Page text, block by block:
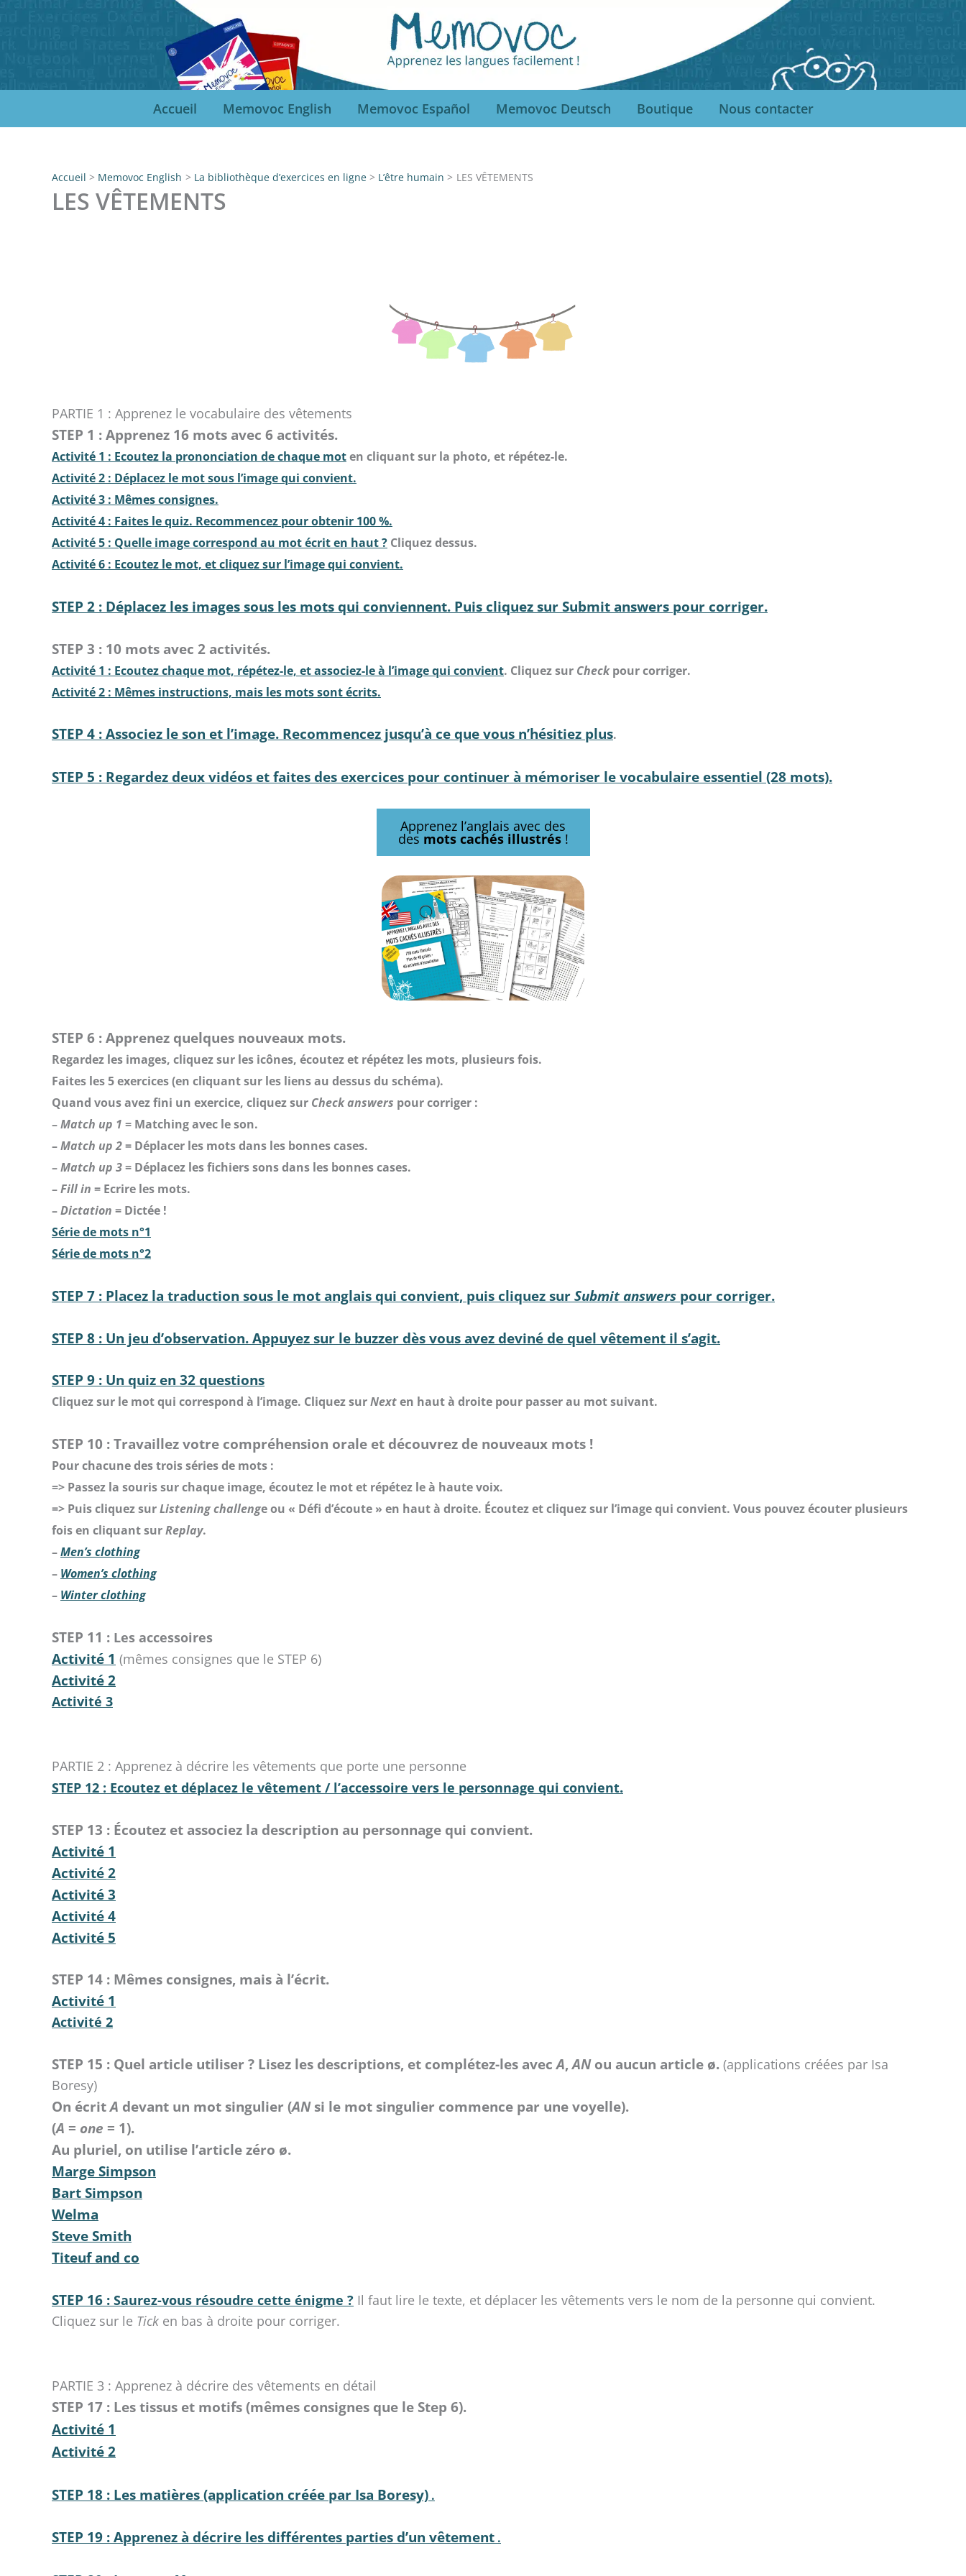
Accueil Memovoc English Memovoc Español Memovoc Deutsch Boutique Nous contacter
Accueil Memovoc English La bibliothèque d’exercices en ligne L’être humain LES VÊTEMENTS
LES VÊTEMENTS
PARTIE 1 : Apprenez le vocabulaire des vêtements
STEP 1 : Apprenez 16 mots avec 6 activités.
Activité 1 : Ecoutez la prononciation de chaque moten cliquant sur la photo, et répétez-le.
Activité 2 : Déplacez le mot sous l’image qui convient.
Activité 3 : Mêmes consignes.
Activité 4 : Faites le quiz. Recommencez pour obtenir 100 %.
Activité 5 : Quelle image correspond au mot écrit en haut ? Cliquez dessus.
Activité 6 : Ecoutez le mot, et cliquez sur l’image qui convient.
STEP 2 : Déplacez les images sous les mots qui conviennent. Puis cliquez sur Submit answers pour corriger.
STEP 3 : 10 mots avec 2 activités.
Activité 1 : Ecoutez chaque mot, répétez-le, et associez-le à l’image qui convient. Cliquez sur Checkpour corriger.
Activité 2 : Mêmes instructions, mais les mots sont écrits.
STEP 4 : Associez le son et l’image. Recommencez jusqu’à ce que vous n’hésitiez plus.
STEP 5 : Regardez deux vidéos et faites des exercices pour continuer à mémoriser le vocabulaire essentiel (28 mots).
Apprenez l’anglais avec des
des mots cachés illustrés!
STEP 6 : Apprenez quelques nouveaux mots.
Regardez les images, cliquez sur les icônes, écoutez et répétez les mots, plusieurs fois.
Faites les 5 exercices (en cliquant sur les liens au dessus du schéma).
Quand vous avez fini un exercice, cliquez sur Check answers pour corriger :
–Match up 1 = Matching avec le son.
–Match up 2= Déplacer les mots dans les bonnes cases.
–Match up 3= Déplacez les fichiers sons dans les bonnes cases.
–Fill in = Ecrire les mots.
–Dictation = Dictée !
Série de mots n°1
Série de mots n°2
STEP 7 : Placez la traduction sous le mot anglais qui convient, puis cliquez sur Submit answers pour corriger.
STEP 8 : Un jeu d’observation. Appuyez sur le buzzer dès vous avez deviné de quel vêtement il s’agit.
STEP 9 : Un quiz en 32 questions
Cliquez sur le mot qui correspond à l’image. Cliquez surNexten haut à droite pour passer au mot suivant.
STEP 10 : Travaillez votre compréhension orale et découvrez de nouveaux mots !
Pour chacune des trois séries de mots :
=> Passez la souris sur chaque image, écoutez le mot et répétez le à haute voix.
=> Puis cliquez surListening challenge ou « Défi d’écoute » en haut à droite. Écoutez et cliquez sur l’image qui convient. Vous pouvez écouter plusieurs
fois en cliquant surReplay.
–Men’s clothing
– Women’s clothing
– Winter clothing
STEP 11 : Les accessoires
Activité 1 (mêmes consignes que le STEP 6)
Activité 2
Activité 3
PARTIE 2 : Apprenez à décrire les vêtements que porte une personne
STEP 12 : Ecoutez et déplacez le vêtement / l’accessoire vers le personnage qui convient.
STEP 13 : Écoutez et associez la description au personnage qui convient.
Activité 1
Activité 2
Activité 3
Activité 4
Activité 5
STEP 14 : Mêmes consignes, mais à l’écrit.
Activité 1
Activité 2
STEP 15 : Quel article utiliser ? Lisez les descriptions, et complétez-les avecA,ANou aucun article ø. (applications créées par Isa
Boresy)
On écritA devant un mot singulier (AN si le mot singulier commence par une voyelle).
(A = one = 1).
Au pluriel, on utilise l’article zéro ø.
Marge Simpson
Bart Simpson
Welma
Steve Smith
Titeuf and co
STEP 16 : Saurez-vous résoudre cette énigme ? Il faut lire le texte, et déplacer les vêtements vers le nom de la personne qui convient.
Cliquez sur le Tick en bas à droite pour corriger.
PARTIE 3 : Apprenez à décrire des vêtements en détail
STEP 17 : Les tissus et motifs (mêmes consignes que le Step 6).
Activité 1
Activité 2
STEP 18 : Les matières (application créée par Isa Boresy) .
STEP 19 : Apprenez à décrire les différentes parties d’un vêtement .